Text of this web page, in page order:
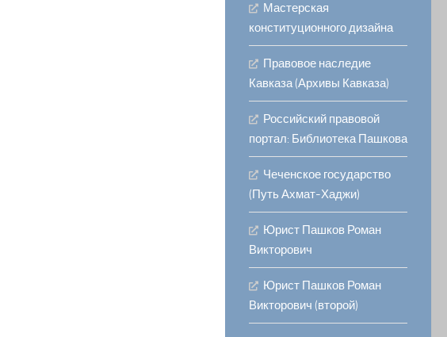
Мастерская
конституционного дизайна
Правовое наследие
Кавказа (Архивы Кавказа)
Российский правовой
портал: Библиотека Пашкова
Чеченское государство
(Путь Ахмат-Хаджи)
Юрист Пашков Роман
Викторович
Юрист Пашков Роман
Викторович (второй)